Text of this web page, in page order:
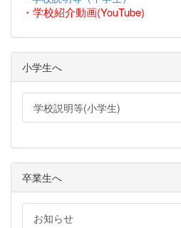
・ 学校紹介動画(YouTube)
小学生へ
学校説明等(小学生)
卒業生へ
お知らせ